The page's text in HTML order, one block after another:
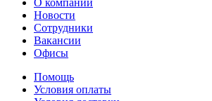
О компании
Новости
Сотрудники
Вакансии
Офисы
Помощь
Условия оплаты